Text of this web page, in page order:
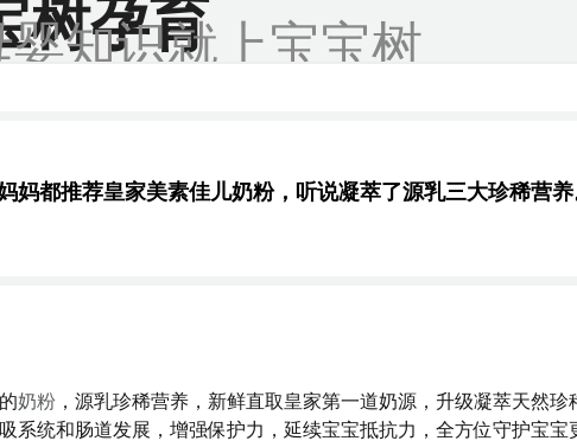
树孕育
婴知识就上宝宝树
妈都推荐皇家美素佳儿奶粉，听说凝萃了源乳三大珍稀营养
奶粉 ，源乳珍稀营养，新鲜直取皇家第一道奶源，升级凝萃天然
系统和肠道发展，增强保护力，延续宝宝抵抗力，全方位守护宝宝